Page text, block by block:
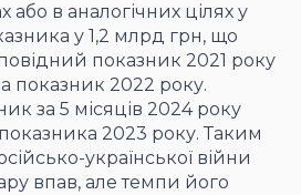
або в аналогічних цілях у
у 1,2 млрд грн, що
показник 2021 року
показник 2022 року.
за 5 місяців 2024 року
2023 року. Таким
української війни
впав, але темпи його